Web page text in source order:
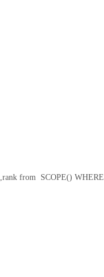
from SCOPE() WHERE